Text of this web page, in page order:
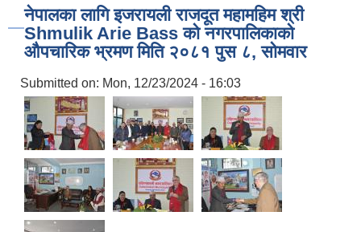
नेपालका लागि इजरायली राजदूत महामहिम श्री
Shmulik Arie Bass को नगरपालिकाको
औपचारिक भ्रमण मिति २०८१ पुस ८, सोमवार
Submitted on: Mon, 12/23/2024 - 16:03